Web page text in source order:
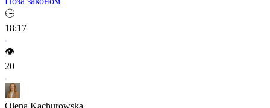
🕒
18:17
👁️
20
Olena Kachurowska